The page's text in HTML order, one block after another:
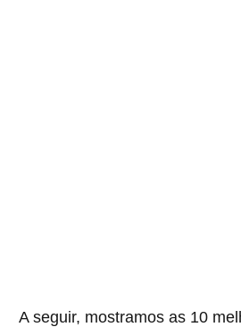
A seguir, mostramos as 10